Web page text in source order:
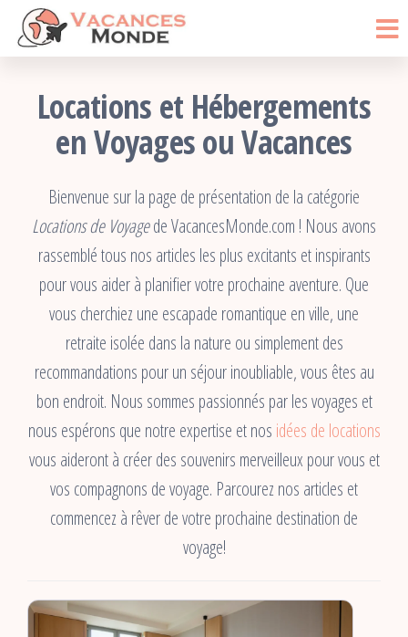
Passer
Monde
Locations et Hébergements
en Voyages ou Vacances
Bienvenue sur la page de présentation de la catégorie
Locations de Voyagede VacancesMonde.com ! Nous avons
rassemblé tous nos articles les plus excitants et inspirants
pour vous aider à planifier votre prochaine aventure. Que
vous cherchiez une escapade romantique en ville, une
retraite isolée dans la nature ou simplement des
recommandations pour un séjour inoubliable, vous êtes au
bon endroit. Nous sommes passionnés par les voyages et
nous espérons que notre expertise et nos idées de locations
vous aideront à créer des souvenirs merveilleux pour vous et
vos compagnons de voyage. Parcourez nos articles et
commencez à rêver de votre prochaine destination de
voyage!